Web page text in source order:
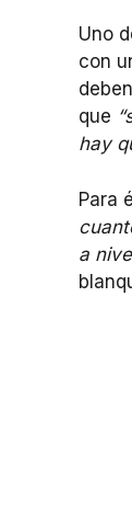
Uno
con
que
hay
Para
a